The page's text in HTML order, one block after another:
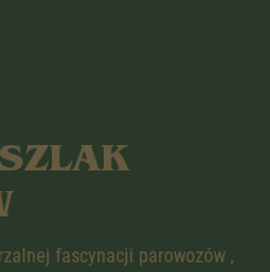
fascynacji parowozów ,